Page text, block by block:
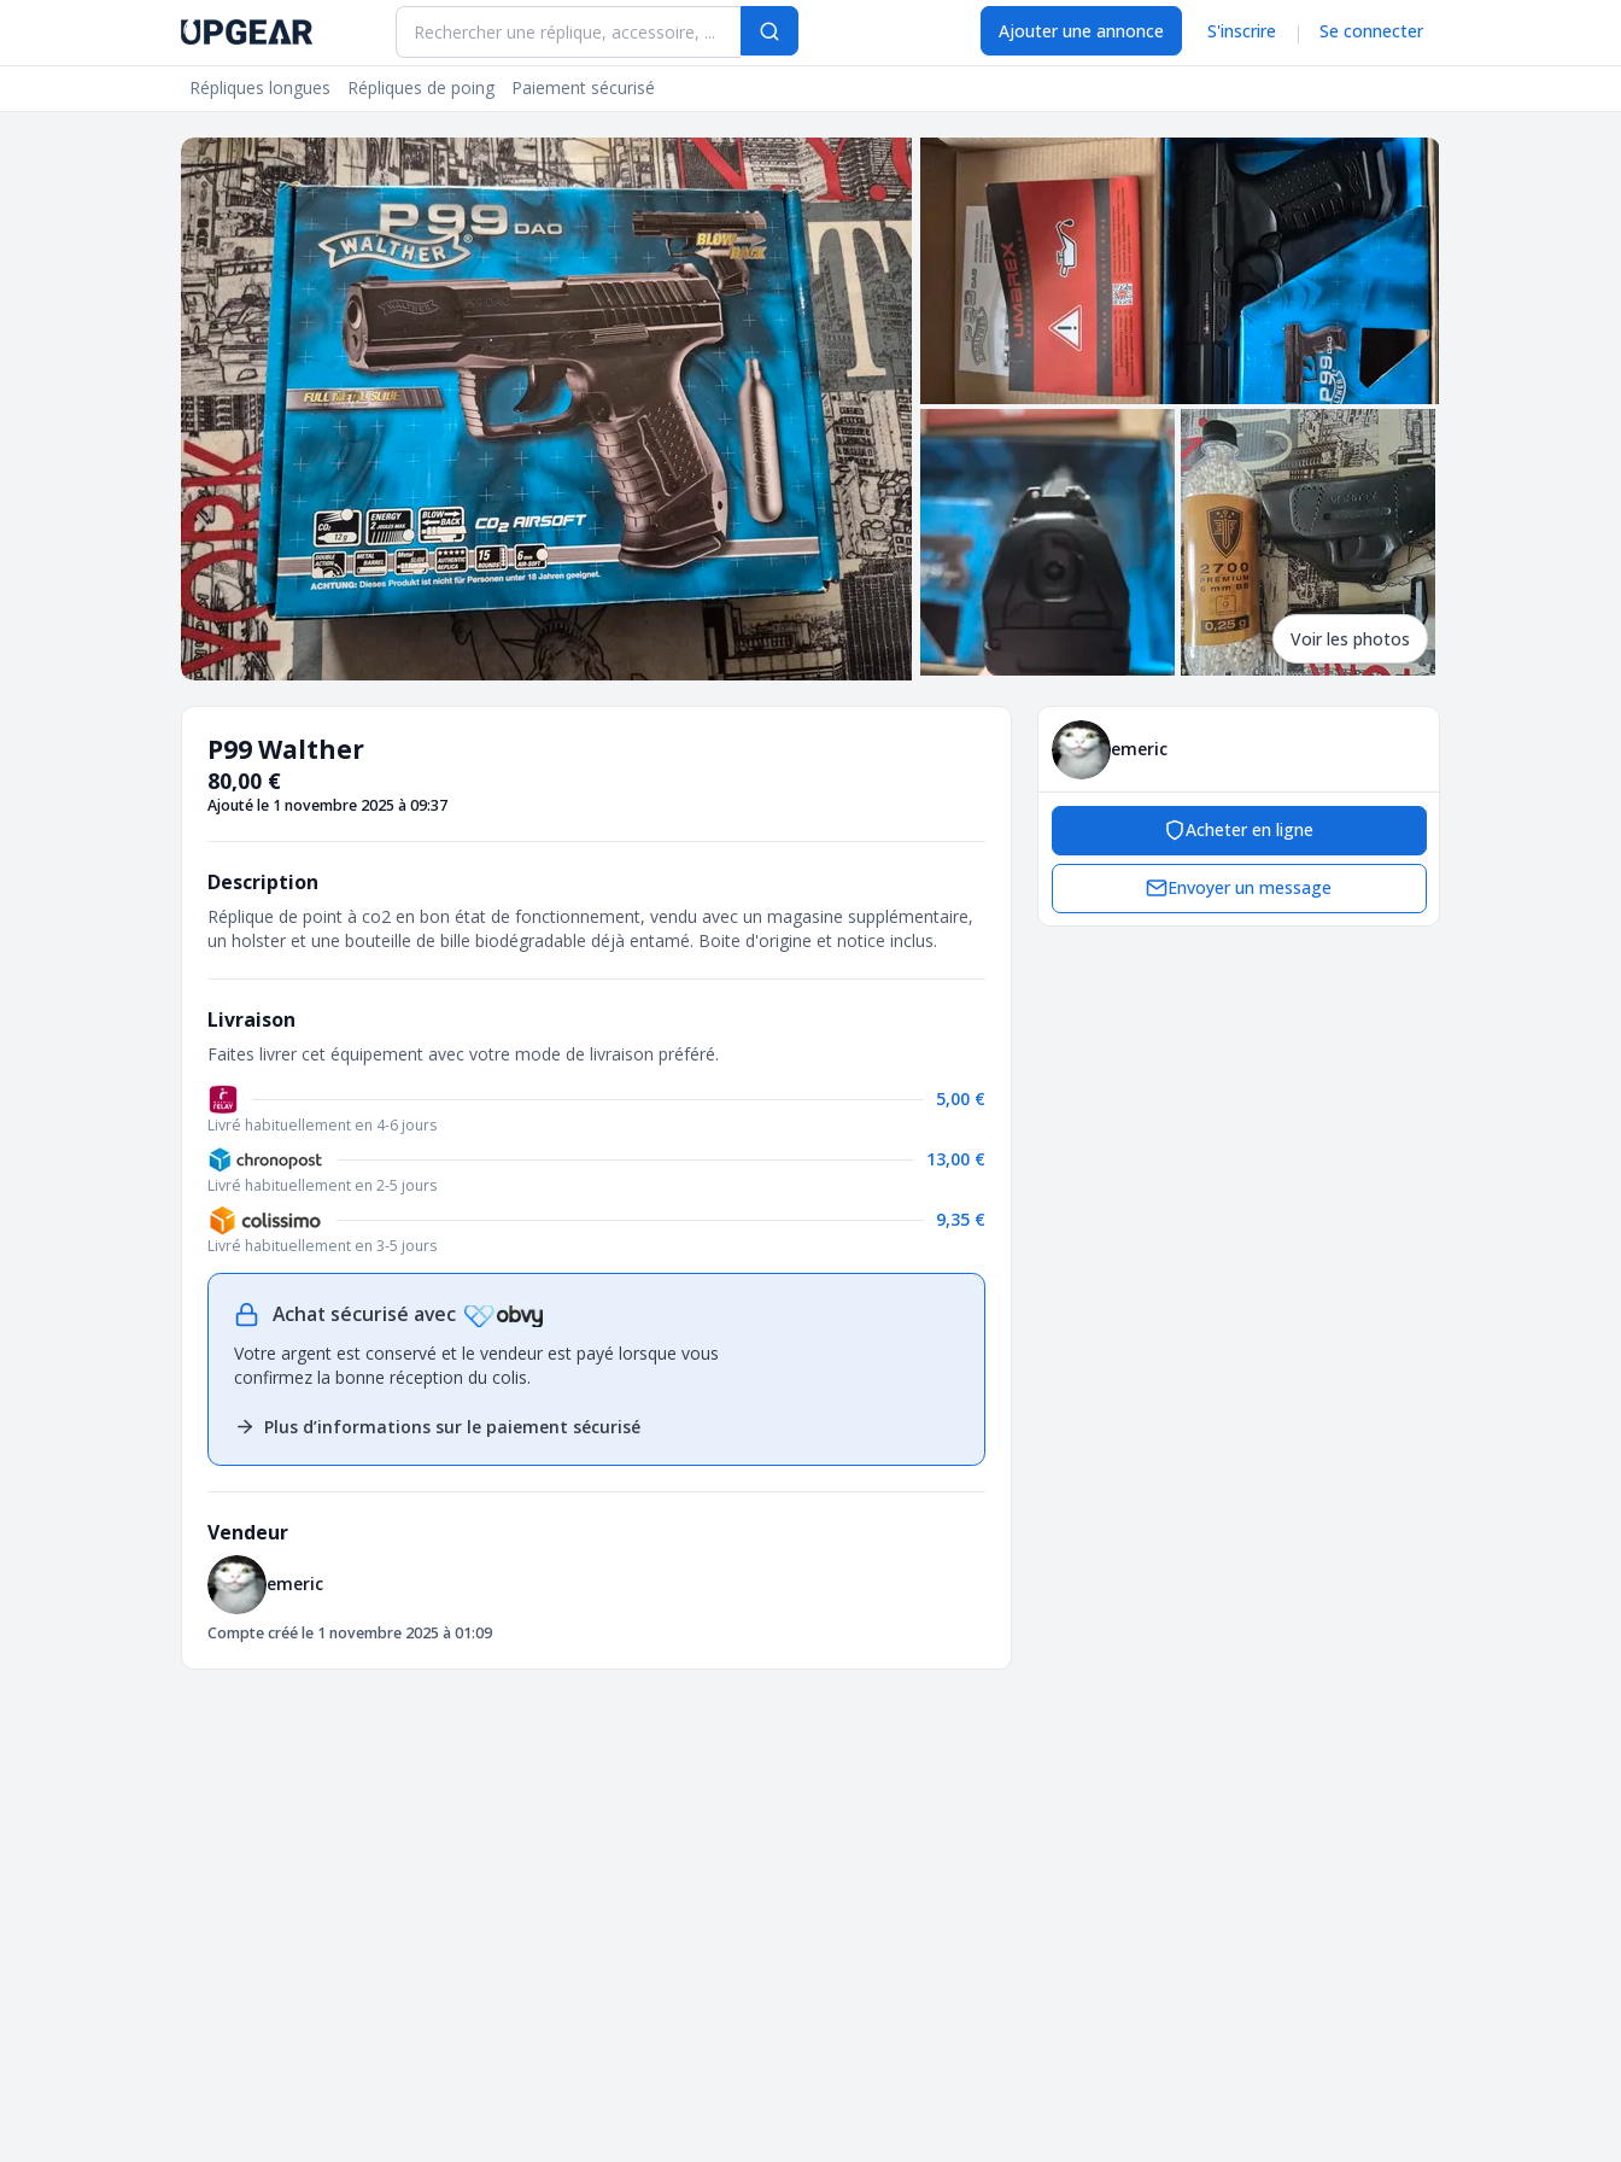
Ajouter une annonce S'inscrire | Se connecter
Répliques longues Répliques de poing Paiement sécurisé
Voir les photos
P99 Walther
80,00 €
Ajouté le 1 novembre 2025 à 09:37
Description
Réplique de point à co2 en bon état de fonctionnement, vendu avec un magasine supplémentaire,
un holster et une bouteille de bille biodégradable déjà entamé. Boite d'origine et notice inclus.
Livraison
Faites livrer cet équipement avec votre mode de livraison préféré.
5,00 €
Livré habituellement en 4-6 jours
13,00 €
Livré habituellement en 2-5 jours
9,35 €
Livré habituellement en 3-5 jours
Achat sécurisé avec
Votre argent est conservé et le vendeur est payé lorsque vous
confirmez la bonne réception du colis.
Plus d’informations sur le paiement sécurisé
Vendeur
emeric
Compte créé le 1 novembre 2025 à 01:09
emeric
Acheter en ligne
Envoyer un message